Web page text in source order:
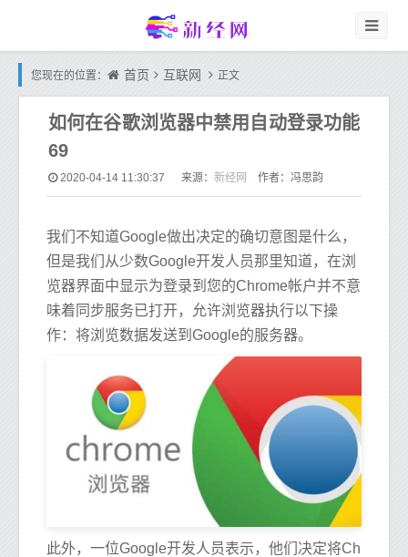
您现在的位置： 首页 互联网 正文
如何在谷歌浏览器中禁用自动登录功能
69
2020-04-14 11:30:37 来源： 新经网 作者：冯思韵
我们不知道Google做出决定的确切意图是什么，
但是我们从少数Google开发人员那里知道，在浏
览器界面中显示为登录到您的Chrome帐户并不意
味着同步服务已打开，允许浏览器执行以下操
作：将浏览数据发送到Google的服务器。
此外，一位Google开发人员表示，他们决定将Ch